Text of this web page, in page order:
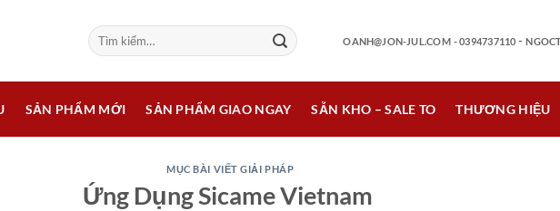
Tìm
kiếm:
OANH@JON-JUL.COM - 0394737110 -
SẢN PHẨM MỚI SẢN PHẨM GIAO NGAY SẴN KHO – SALE TO THƯƠNG HIỆU
MỤC BÀI VIẾT GIẢI PHÁP
Ứng Dụng Sicame Vietnam